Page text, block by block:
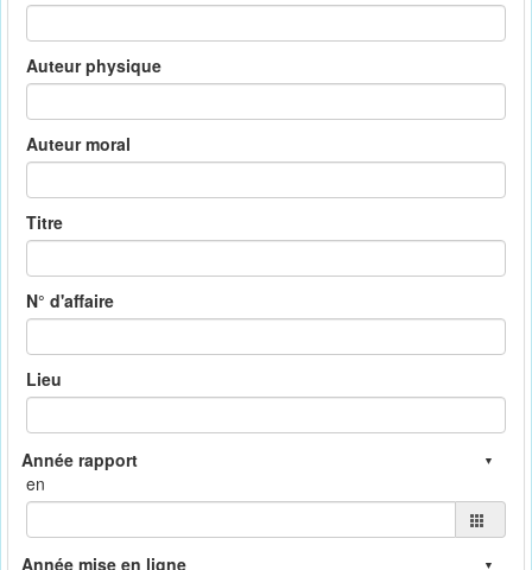
Auteur physique
Auteur moral
Titre
N° d'affaire
Lieu
en